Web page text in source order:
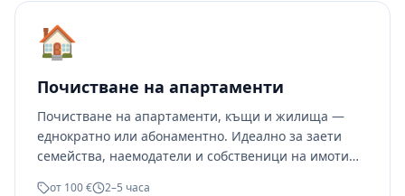
🏠
Почистване на апартаменти
Почистване на апартаменти, къщи и жилища —
еднократно или абонаментно. Идеално за заети
семейства, наемодатели и собственици на имоти
от 100 € 2–5 часа